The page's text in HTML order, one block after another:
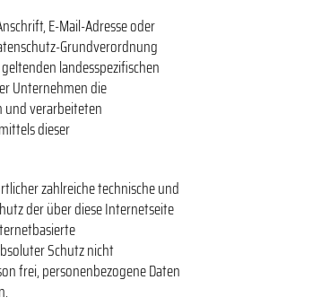
E-Mail-Adresse oder
Grundverordnung
landesspezifischen
Unternehmen die
und verarbeiteten
dieser
zahlreiche technische und
der über diese Internetseite
Schutz nicht
frei, personenbezogene Daten